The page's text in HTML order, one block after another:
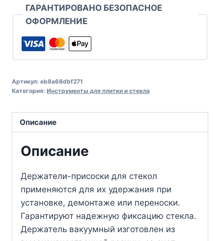
ГАРАНТИРОВАНО БЕЗОПАСНОЕ
ОФОРМЛЕНИЕ
Артикул: eb8a68dbf271
Категория: Инструменты для плитки и стекла
Описание
Описание
Держатели-присоски для стекол
применяются для их удержания при
установке, демонтаже или переноски.
Гарантируют надежную фиксацию стекла.
Держатель вакуумный изготовлен из